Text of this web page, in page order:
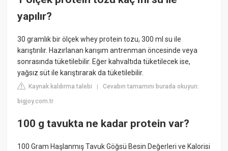
yapılır?
30 gramlık bir ölçek whey protein tozu, 300 ml su ile
karıştırılır. Hazırlanan karışım antrenman öncesinde veya
sonrasında tüketilebilir. Eğer kahvaltıda tüketilecek ise,
yağsız süt ile karıştırarak da tüketilebilir.
Kaynak kaldırma talebi |Cevabın tamamını burada okuyun:
bigjoy.com.tr
100 g tavukta ne kadar protein var?
100 Gram Haşlanmış Tavuk Göğsü Besin Değerleri ve Kalorisi